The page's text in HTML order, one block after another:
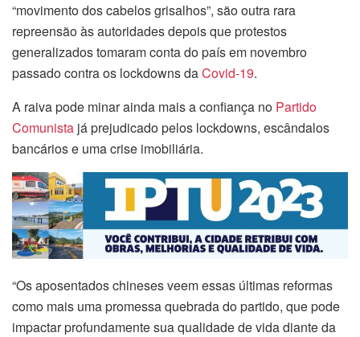
“movimento dos cabelos grisalhos”, são outra rara
repreensão às autoridades depois que protestos
generalizados tomaram conta do país em novembro
passado contra os lockdowns daCovid-19.
A raiva pode minar ainda mais a confiança no Partido
Comunista já prejudicado pelos lockdowns, escândalos
bancários e uma crise imobiliária.
“Os aposentados chineses veem essas últimas reformas
como mais uma promessa quebrada do partido, que pode
impactar profundamente sua qualidade de vida diante da